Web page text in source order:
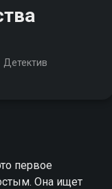
Детектив
первое
Она ищет